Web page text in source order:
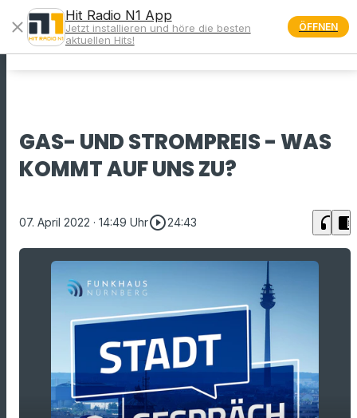
menu
GAS- UND STROMPREIS - WAS
KOMMT AUF UNS ZU?
07. April 2022 · 14:49 Uhrplay_circle_outline24:43 headphones chrome_reader_mode
close
Hit Radio N1 App
Jetzt installieren und höre die besten
aktuellen Hits!
ÖFFNEN